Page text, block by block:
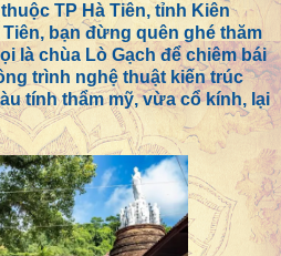
TP Hà Tiên, tỉnh Kiên
bạn đừng quên ghé thăm
là chùa Lò Gạch để chiêm bái
trình nghệ thuật kiến trúc
tính thẩm mỹ, vừa cổ kính, lại